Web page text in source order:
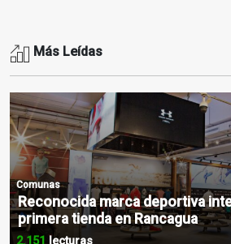
Más Leídas
Comunas
Reconocida marca deportiva
primera tienda en Rancagua
2.151 lecturas